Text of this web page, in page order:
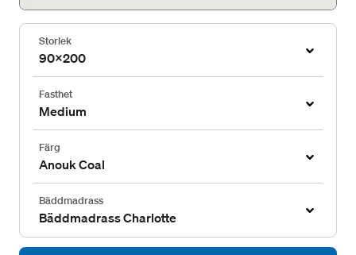
Storlek
90x200
Fasthet
Medium
Färg
Anouk Coal
Bäddmadrass
Bäddmadrass Charlotte